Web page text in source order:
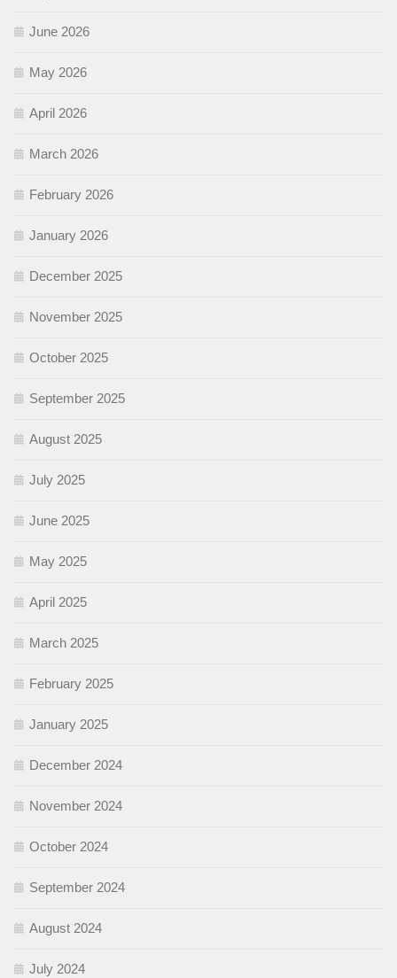
June 2026
May 2026
April 2026
March 2026
February 2026
January 2026
December 2025
November 2025
October 2025
September 2025
August 2025
July 2025
June 2025
May 2025
April 2025
March 2025
February 2025
January 2025
December 2024
November 2024
October 2024
September 2024
August 2024
July 2024